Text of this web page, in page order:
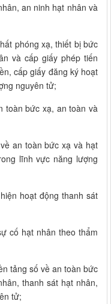
an ninh hạt nhân và
phóng xạ, thiết bị bức
và cấp giấy phép tiến
cấp giấy đăng ký hoạt
nguyên tử;
toàn bức xạ, an toàn và
an toàn bức xạ và hạt
lĩnh vực năng lượng
hoạt động thanh sát
cố hạt nhân theo thẩm
tảng số về an toàn bức
thanh sát hạt nhân,
tử;